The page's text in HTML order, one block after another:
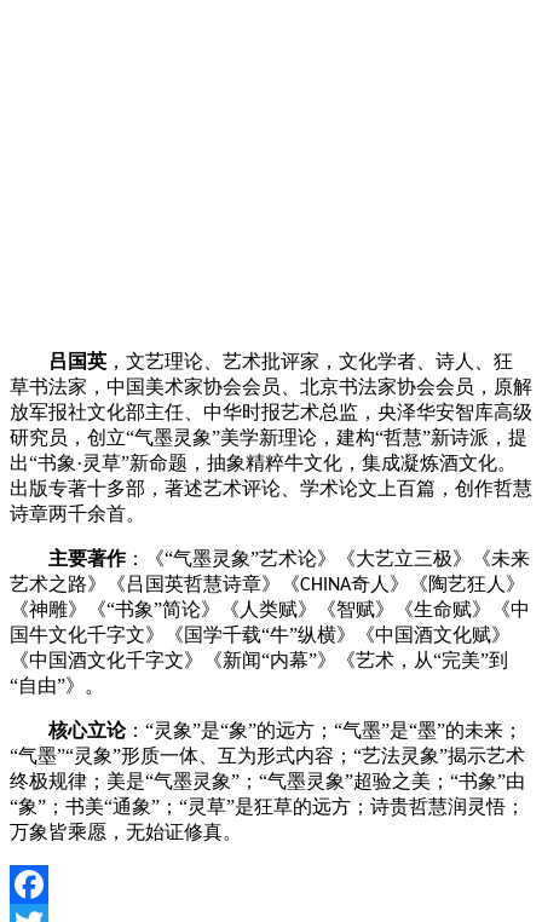
吕国英 ，文艺理论、艺术批评家，文化学者、诗人、狂
草书法家，中国美术家协会会员、北京书法家协会会员，原解
放军报社文化部主任、中华时报艺术总监，央泽华安智库高级
研究员，创立“气墨灵象”美学新理论，建构“哲慧”新诗派，提
出“书象·灵草”新命题，抽象精粹牛文化，集成凝炼酒文化。
出版专著十多部，著述艺术评论、学术论文上百篇，创作哲慧
诗章两千余首。
主要著作：《“气墨灵象”艺术论》《大艺立三极》《未来
艺术之路》《吕国英哲慧诗章》《CHINA奇人》《陶艺狂人》
《神雕》《“书象”简论》《人类赋》《智赋》《生命赋》《中
国牛文化千字文》《国学千载“牛”纵横》《中国酒文化赋》
《中国酒文化千字文》《新闻“内幕”》《艺术，从“完美”到
“自由”》。
核心立论：“灵象”是“象”的远方；“气墨”是“墨”的未来；
“气墨”“灵象”形质一体、互为形式内容；“艺法灵象”揭示艺术
终极规律；美是“气墨灵象”；“气墨灵象”超验之美；“书象”由
“象”；书美“通象”；“灵草”是狂草的远方；诗贵哲慧润灵悟；
万象皆乘愿，无始证修真。